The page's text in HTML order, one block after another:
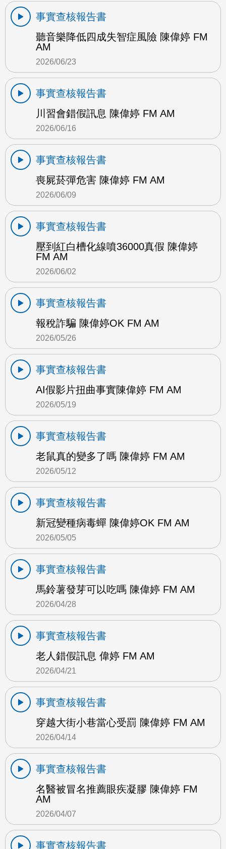
事實查核報告書
聽音樂降低四成失智症風險 陳偉婷 FM
AM
2026/06/23
事實查核報告書
川習會錯假訊息 陳偉婷 FM AM
2026/06/16
事實查核報告書
喪屍菸彈危害 陳偉婷 FM AM
2026/06/09
事實查核報告書
壓到紅白槽化線噴36000真假 陳偉婷
FM AM
2026/06/02
事實查核報告書
報稅詐騙 陳偉婷OK FM AM
2026/05/26
事實查核報告書
AI假影片扭曲事實陳偉婷 FM AM
2026/05/19
事實查核報告書
老鼠真的變多了嗎 陳偉婷 FM AM
2026/05/12
事實查核報告書
新冠變種病毒蟬 陳偉婷OK FM AM
2026/05/05
事實查核報告書
馬鈴薯發芽可以吃嗎 陳偉婷 FM AM
2026/04/28
事實查核報告書
老人錯假訊息 偉婷 FM AM
2026/04/21
事實查核報告書
穿越大街小巷當心受罰 陳偉婷 FM AM
2026/04/14
事實查核報告書
名醫被冒名推薦眼疾凝膠 陳偉婷 FM
AM
2026/04/07
事實查核報告書